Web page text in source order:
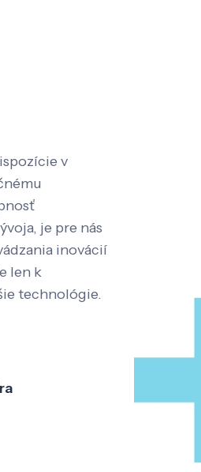
v
je pre nás
inovácií
len k
technológie.